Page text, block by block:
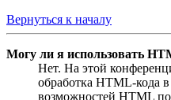
Вернуться к началу
Могу ли я использовать
Нет. На этой
обработка HTML-кода
возможностей HTML